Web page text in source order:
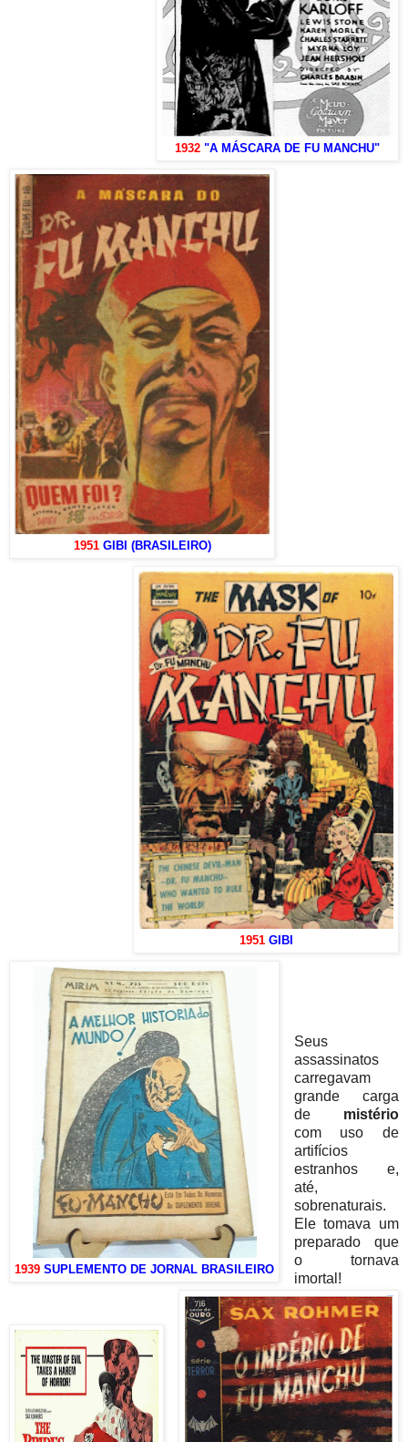
1932 "A MÁSCARA DE FU MANCHU"
1951GIBI (BRASILEIRO)
1951GIBI
1939 SUPLEMENTO DE JORNAL BRASILEIRO
Seus
assassinatos
carregavam
grande carga
de mistério
com uso de
artifícios
estranhos e,
até,
sobrenaturais.
Ele tomava um
preparado que
o tornava
imortal!